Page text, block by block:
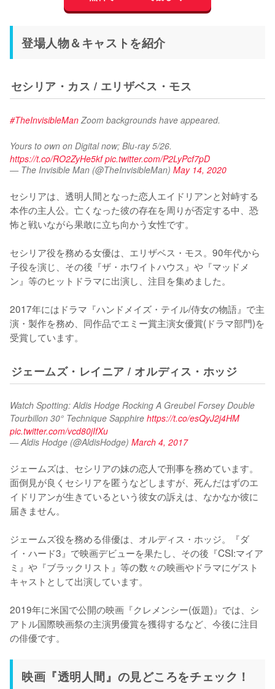
登場人物＆キャストを紹介
セシリア・カス / エリザベス・モス
#TheInvisibleMan Zoom backgrounds have appeared.
https://t.co/RO2ZyHe5kf pic.twitter.com/P2LyPcf7pD
— The Invisible Man (@TheInvisibleMan) May 14, 2020
セシリアは、透明人間となった恋人エイドリアンと対峙する
本作の主人公。亡くなった彼の存在を周りが否定する中、恐
怖と戦いながら果敢に立ち向かう女性です。
セシリア役を務める女優は、エリザベス・モス。90年代から
子役を演じ、その後『ザ・ホワイトハウス』や『マッドメ
ン』等のヒットドラマに出演し、注目を集めました。
2017年にはドラマ『ハンドメイズ・テイル/侍女の物語』で主
演・製作を務め、同作品でエミー賞主演女優賞(ドラマ部門)を
受賞しています。
ジェームズ・レイニア / オルディス・ホッジ
Watch Spotting: Aldis Hodge Rocking A Greubel Forsey Double
Tourbillon 30° Technique Sapphire https://t.co/esQyJ2j4HM
pic.twitter.com/vcd80jIfXu
— Aldis Hodge (@AldisHodge) March 4, 2017
ジェームズは、セシリアの妹の恋人で刑事を務めています。
面倒見が良くセシリアを匿うなどしますが、死んだはずのエ
イドリアンが生きているという彼女の訴えは、なかなか彼に
届きません。
ジェームズ役を務める俳優は、オルディス・ホッジ。『ダ
イ・ハード3』で映画デビューを果たし、その後『CSI:マイア
ミ』や『ブラックリスト』等の数々の映画やドラマにゲスト
キャストとして出演しています。
2019年に米国で公開の映画『クレメンシー(仮題)』では、シ
アトル国際映画祭の主演男優賞を獲得するなど、今後に注目
映画『透明人間』の見どころをチェック！